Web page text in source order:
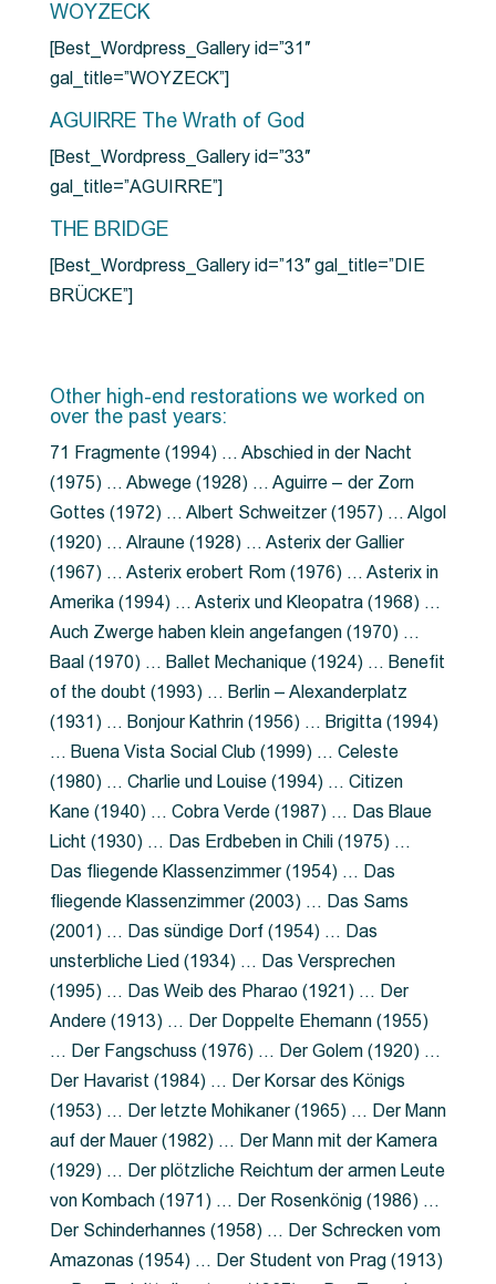
WOYZECK
[Best_Wordpress_Gallery id=”31″
gal_title=”WOYZECK”]
AGUIRRE The Wrath of God
[Best_Wordpress_Gallery id=”33″
gal_title=”AGUIRRE”]
THE BRIDGE
[Best_Wordpress_Gallery id=”13″ gal_title=”DIE
BRÜCKE”]
Other high-end restorations we worked on
over the past years:
71 Fragmente (1994) … Abschied in der Nacht
(1975) … Abwege (1928) … Aguirre – der Zorn
Gottes (1972) … Albert Schweitzer (1957) … Algol
(1920) … Alraune (1928) … Asterix der Gallier
(1967) … Asterix erobert Rom (1976) … Asterix in
Amerika (1994) … Asterix und Kleopatra (1968) …
Auch Zwerge haben klein angefangen (1970) …
Baal (1970) … Ballet Mechanique (1924) … Benefit
of the doubt (1993) … Berlin – Alexanderplatz
(1931) … Bonjour Kathrin (1956) … Brigitta (1994)
… Buena Vista Social Club (1999) … Celeste
(1980) … Charlie und Louise (1994) … Citizen
Kane (1940) … Cobra Verde (1987) … Das Blaue
Licht (1930) … Das Erdbeben in Chili (1975) …
Das fliegende Klassenzimmer (1954) … Das
fliegende Klassenzimmer (2003) … Das Sams
(2001) … Das sündige Dorf (1954) … Das
unsterbliche Lied (1934) … Das Versprechen
(1995) … Das Weib des Pharao (1921) … Der
Andere (1913) … Der Doppelte Ehemann (1955)
… Der Fangschuss (1976) … Der Golem (1920) …
Der Havarist (1984) … Der Korsar des Königs
(1953) … Der letzte Mohikaner (1965) … Der Mann
auf der Mauer (1982) … Der Mann mit der Kamera
(1929) … Der plötzliche Reichtum der armen Leute
von Kombach (1971) … Der Rosenkönig (1986) …
Der Schinderhannes (1958) … Der Schrecken vom
Amazonas (1954) … Der Student von Prag (1913)